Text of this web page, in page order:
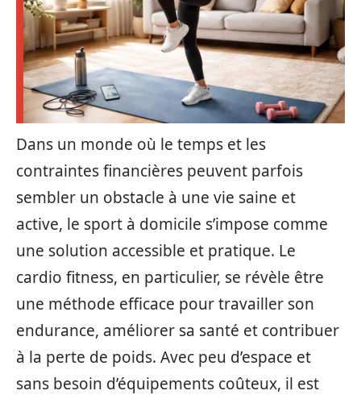
Dans un monde où le temps et les
contraintes financières peuvent parfois
sembler un obstacle à une vie saine et
active, le sport à domicile s’impose comme
une solution accessible et pratique. Le
cardio fitness, en particulier, se révèle être
une méthode efficace pour travailler son
endurance, améliorer sa santé et contribuer
à la perte de poids. Avec peu d’espace et
sans besoin d’équipements coûteux, il est